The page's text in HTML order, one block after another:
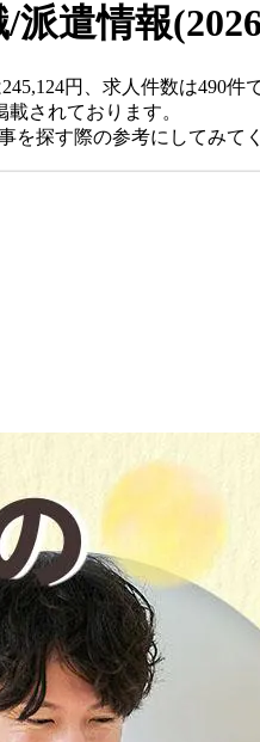
派遣情報
円、求人件数は490件
されております。
探す際の参考にしてみて